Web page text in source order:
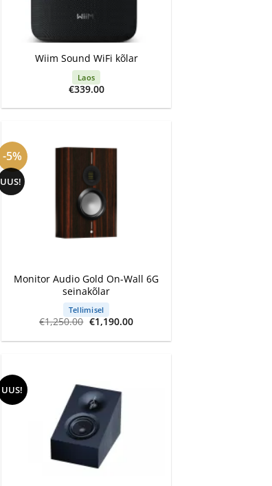
Wiim Sound WiFi kõlar
Laos
€339.00
-5%
UUS!
Monitor Audio Gold On-Wall 6G
seinakõlar
Tellimisel
€1,250.00 Algne
oli:
€1,190.00Current
is:
UUS!